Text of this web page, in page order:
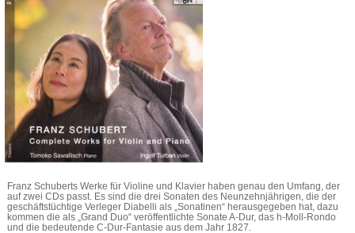
Franz Schuberts Werke für Violine und Klavier haben genau den Umfang, der
auf zwei CDs passt. Es sind die drei Sonaten des Neunzehnjährigen, die der
geschäftstüchtige Verleger Diabelli als „Sonatinen“ herausgegeben hat, dazu
kommen die als „Grand Duo“ veröffentlichte Sonate A-Dur, das h-Moll-Rondo
und die bedeutende C-Dur-Fantasie aus dem Jahr 1827.